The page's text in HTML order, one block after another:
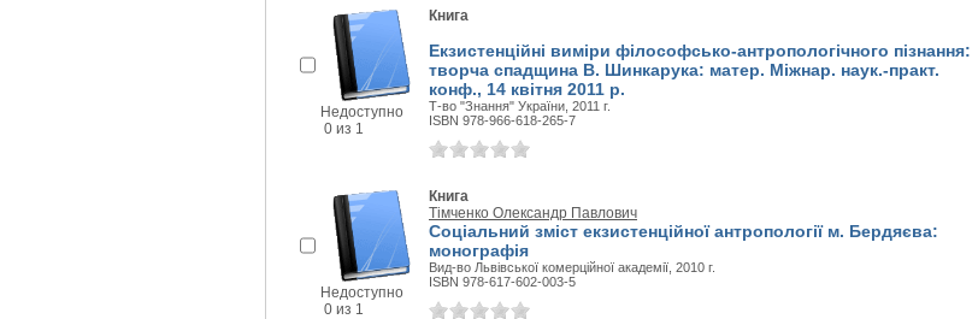
Недоступно
0 из 1
Книга
Екзистенційні виміри філософсько-антропологічного пізнання:
творча спадщина В. Шинкарука: матер. Міжнар. наук.-практ.
конф., 14 квітня 2011 р.
Т-во "Знання" України, 2011 г.
ISBN 978-966-618-265-7
Недоступно
0 из 1
Книга
Тімченко Олександр Павлович
Соціальний зміст екзистенційної антропології м. Бердяєва:
монографія
Вид-во Львівської комерційної академії, 2010 г.
ISBN 978-617-602-003-5